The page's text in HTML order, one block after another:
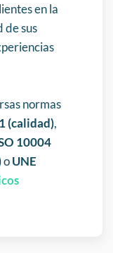
en la
de sus
normas
(calidad),
10004
oUNE